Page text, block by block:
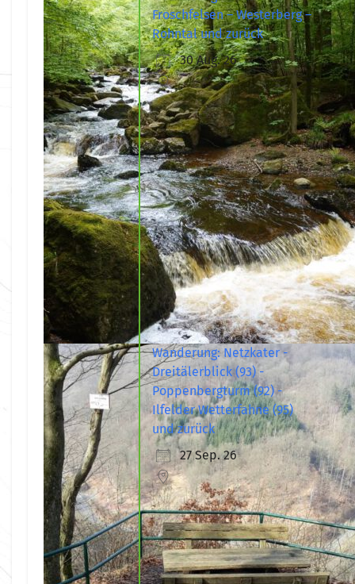
Froschfelsen – Westerberg –
Rohntal und zurück
30 Aug. 26
Wanderung: Netzkater -
Dreitälerblick (93) -
Poppenbergturm (92) -
Ilfelder Wetterfahne (95)
und zurück
27 Sep. 26